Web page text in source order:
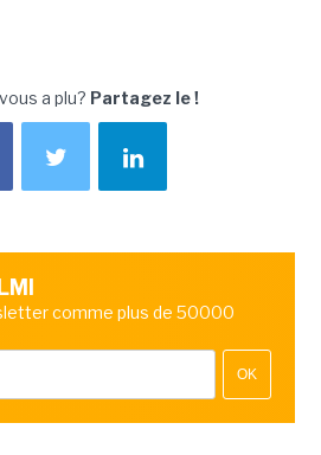
a plu? Partagez le !
comme plus de 50000
OK